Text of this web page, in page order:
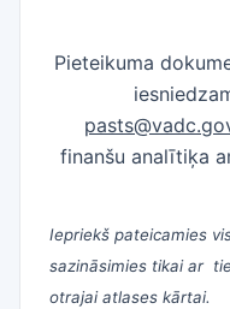
Pieteikuma
finanšu analītiķa
Iepriekš pateicamies
sazināsimies tikai ar
otrajai atlases kārtai.